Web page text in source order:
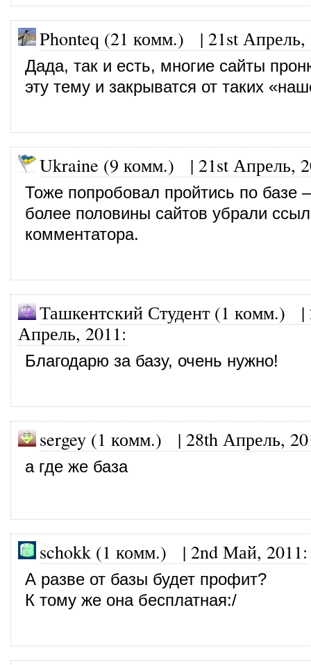
Phonteq (21 комм.) | 21st Апрель,
Дада, так и есть, многие сайты
эту тему и закрыватся от таких
Ukraine (9 комм.) | 21st Апрель,
Тоже попробовал пройтись по базе
более половины сайтов убрали
комментатора.
Ташкентский Студент (1 комм.) |
Апрель, 2011:
Благодарю за базу, очень нужно!
sergey (1 комм.) | 28th Апрель,
а где же база
schokk (1 комм.) | 2nd Май, 2011:
А разве от базы будет профит?
К тому же она бесплатная:/